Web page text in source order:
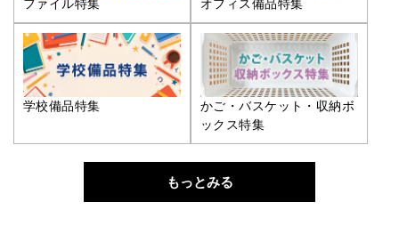
ファイル特集 オフィス備品特集
学校備品特集
かご・バスケット・収納ボ
ックス特集
もっとみる